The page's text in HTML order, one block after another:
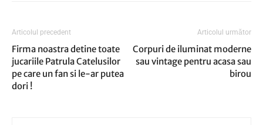
Articolul precedent
Firma noastra detine toate
jucariile Patrula Catelusilor
pe care un fan si le-ar putea
dori !
Articolul următor
Corpuri de iluminat moderne
sau vintage pentru acasa sau
birou